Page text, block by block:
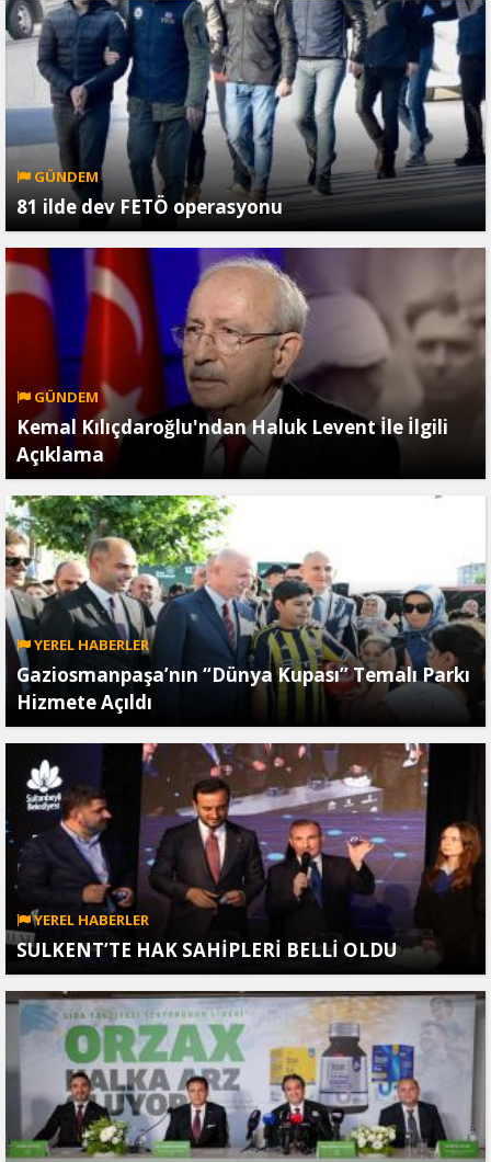
GÜNDEM
81 ilde dev FETÖ operasyonu
GÜNDEM
Kemal Kılıçdaroğlu'ndan Haluk Levent İle İlgili
Açıklama
YEREL HABERLER
Gaziosmanpaşa’nın “Dünya Kupası” Temalı Parkı
Hizmete Açıldı
YEREL HABERLER
SULKENT’TE HAK SAHİPLERİ BELLİ OLDU